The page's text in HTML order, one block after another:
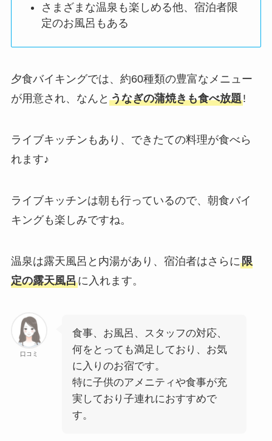
さまざまな温泉も楽しめる他、宿泊者限
定のお風呂もある
夕食バイキングでは、約60種類の豊富なメニュー
が用意され、なんと うなぎの蒲焼きも食べ放題!
ライブキッチンもあり、できたての料理が食べら
れます♪
ライブキッチンは朝も行っているので、朝食バイ
キングも楽しみですね。
温泉は露天風呂と内湯があり、宿泊者はさらに限
定の露天風呂に入れます。
口コミ
食事、お風呂、スタッフの対応、
何をとっても満足しており、お気
に入りのお宿です。
特に子供のアメニティや食事が充
実しており子連れにおすすめで
す。